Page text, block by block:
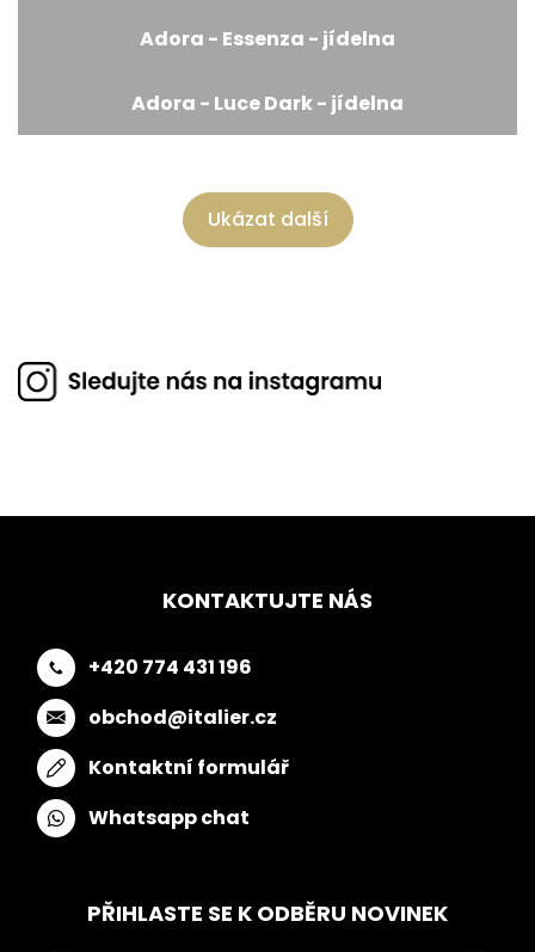
Adora - Essenza - jídelna
Adora - Luce Dark - jídelna
Ukázat další
KONTAKTUJTE NÁS
+420 774 431 196
obchod@italier.cz
Kontaktní formulář
Whatsapp chat
PŘIHLASTE SE K ODBĚRU NOVINEK